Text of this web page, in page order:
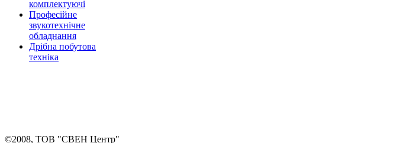
комплектуючі
Професійне
звукотехнічне
обладнання
Дрібна побутова
техніка
©2008, ТОВ "СВЕН Центр"